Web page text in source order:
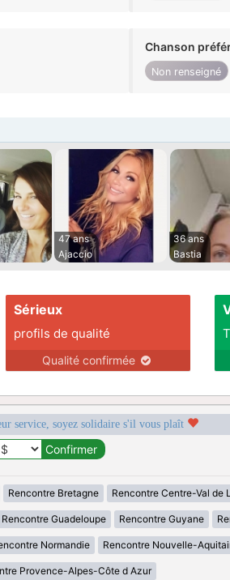
Chanson
Non renseigné
47 ans
Ajaccio
36 ans
Bastia
Sérieux
profils de qualité
Qualité confirmée
service, soyez solidaire s'il vous plaît
Rencontre Bretagne Rencontre Centre-Val de
Rencontre Guadeloupe Rencontre Guyane
Normandie Rencontre Nouvelle-
Provence-Alpes-Côte d Azur